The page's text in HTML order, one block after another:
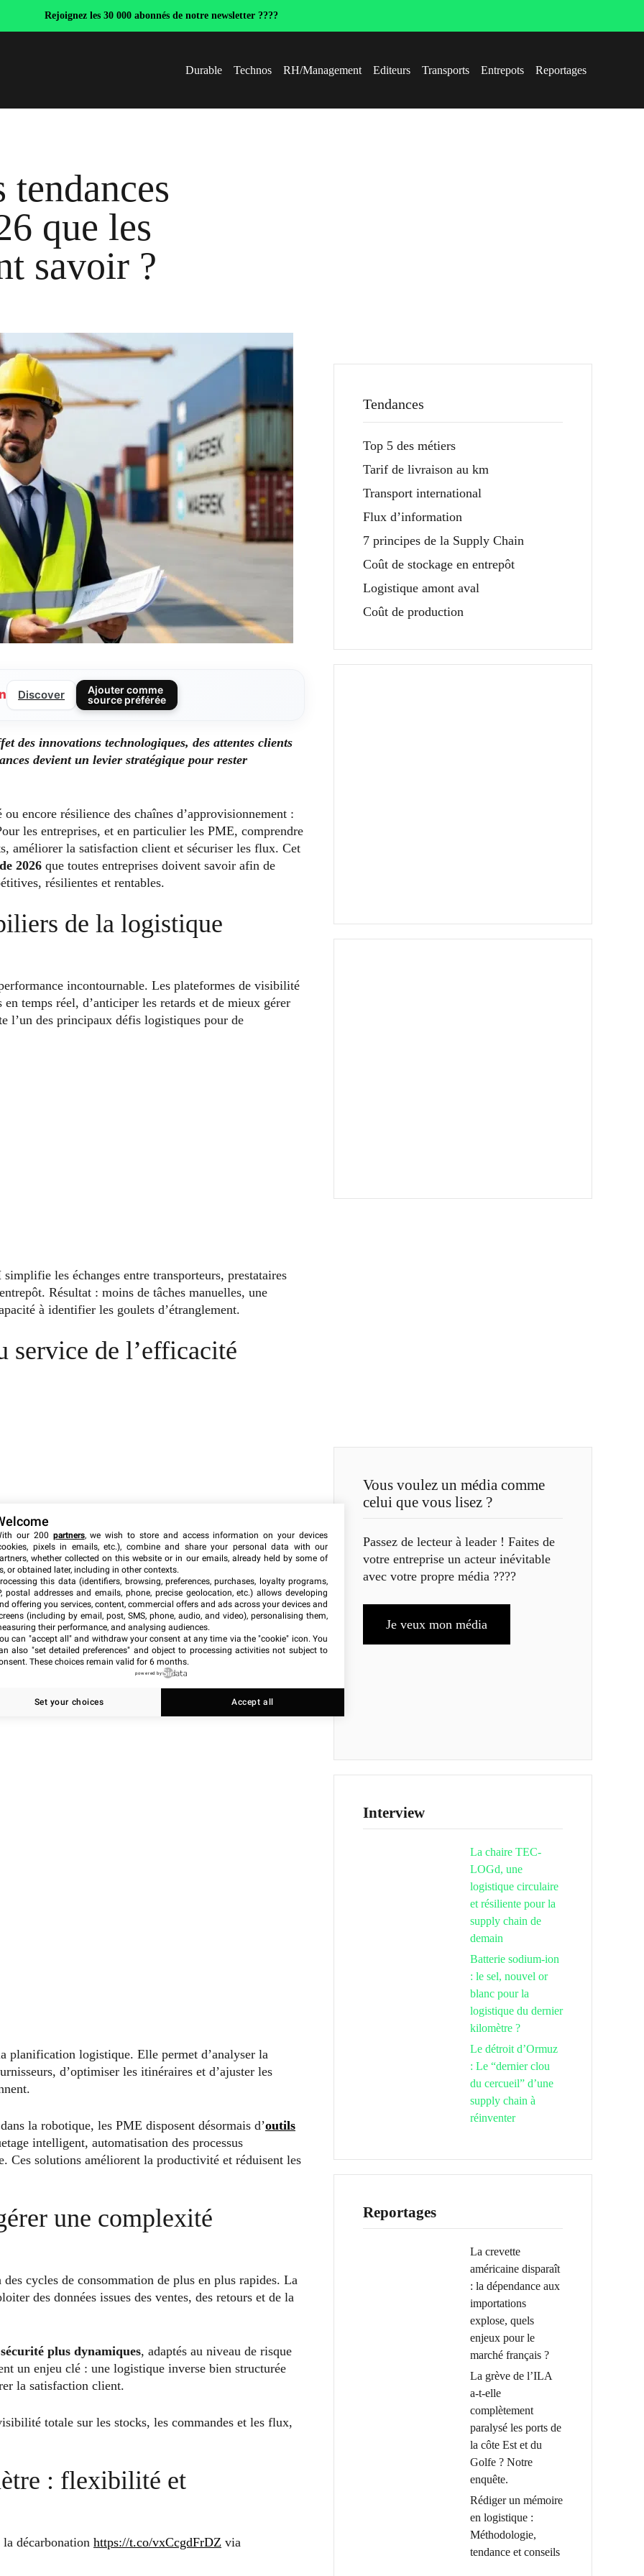
Rejoignez les 30 000 abonnés de notre newsletter ????
Durable Technos RH/Management Editeurs Transports Entrepots Reportages
tendances
que les
savoir ?
Discover
Ajouter comme
source préférée
des innovations technologiques, des attentes clients
devient un levier stratégique pour rester
encore résilience des chaînes d’approvisionnement :
les entreprises, et en particulier les PME, comprendre
améliorer la satisfaction client et sécuriser les flux. Cet
2026 que toutes entreprises doivent savoir afin de
résilientes et rentables.
de la logistique
incontournable. Les plateformes de visibilité
temps réel, d’anticiper les retards et de mieux gérer
l’un des principaux défis logistiques pour de
simplifie les échanges entre transporteurs, prestataires
Résultat : moins de tâches manuelles, une
à identifier les goulets d’étranglement.
service de l’efficacité
planification logistique. Elle permet d’analyser la
d’optimiser les itinéraires et d’ajuster les
la robotique, les PME disposent désormais d’outils
intelligent, automatisation des processus
Ces solutions améliorent la productivité et réduisent les
une complexité
cycles de consommation de plus en plus rapides. La
des données issues des ventes, des retours et de la
plus dynamiques, adaptés au niveau de risque
un enjeu clé : une logistique inverse bien structurée
la satisfaction client.
totale sur les stocks, les commandes et les flux,
: flexibilité et
décarbonation https://t.co/vxCcgdFrDZ via
Tendances
Top 5 des métiers
Tarif de livraison au km
Transport international
Flux d’information
7 principes de la Supply Chain
Coût de stockage en entrepôt
Logistique amont aval
Coût de production
Vous voulez un média comme
celui que vous lisez ?
Passez de lecteur à leader ! Faites de
votre entreprise un acteur inévitable
avec votre propre média ????
Je veux mon média
Interview
La chaire TEC-
LOGd, une
logistique circulaire
et résiliente pour la
supply chain de
demain
Batterie sodium-ion
: le sel, nouvel or
blanc pour la
logistique du dernier
kilomètre ?
Le détroit d’Ormuz
: Le “dernier clou
du cercueil” d’une
supply chain à
réinventer
Reportages
La crevette
américaine disparaît
: la dépendance aux
importations
explose, quels
enjeux pour le
marché français ?
La grève de l’ILA
a-t-elle
complètement
paralysé les ports de
la côte Est et du
Golfe ? Notre
enquête.
Rédiger un mémoire
en logistique :
Méthodologie,
tendance et conseils
our 200 partners, we wish to store and access information on your devices
pixels in emails, etc.), combine and share your personal data with our
whether collected on this website or in our emails, already held by some of
or obtained later, including in other contexts.
this data (identifiers, browsing, preferences, purchases, loyalty programs,
postal addresses and emails, phone, precise geolocation, etc.) allows developing
offering you services, content, commercial offers and ads across your devices and
(including by email, post, SMS, phone, audio, and video), personalising them,
their performance, and analysing audiences.
can "accept all" and withdraw your consent at any time via the "cookie" icon. You
also "set detailed preferences" and object to processing activities not subject to
These choices remain valid for 6 months.
powered by
Set your choices Accept all